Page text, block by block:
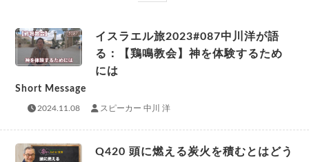
イスラエル旅2023#087中川洋が語
る：【鶏鳴教会】神を体験するため
には
Short Message
2024.11.08 スピーカー 中川 洋
Q420 頭に燃える炭火を積むとはどう